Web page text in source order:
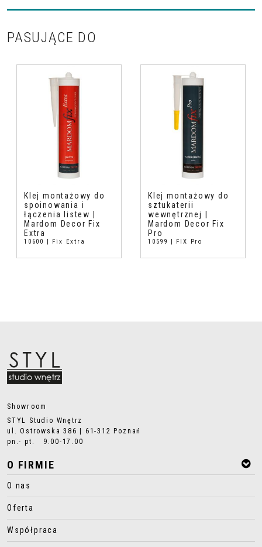
PASUJĄCE DO
Klej montażowy do
spoinowania i
łączenia listew |
Mardom Decor Fix
Extra
10600 | Fix Extra
Klej montażowy do
sztukaterii
wewnętrznej |
Mardom Decor Fix
Pro
10599 | FIX Pro
Showroom
STYL Studio Wnętrz
ul. Ostrowska 386 | 61-312 Poznań
pn.- pt. 9.00-17.00
O FIRMIE
O nas
Oferta
Współpraca